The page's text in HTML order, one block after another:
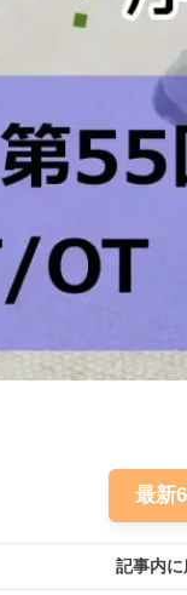
最新
記事内